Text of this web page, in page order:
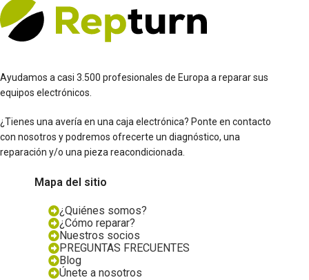
Ayudamos a casi 3.500 profesionales de Europa a reparar sus
equipos electrónicos.
¿Tienes una avería en una caja electrónica? Ponte en contacto
con nosotros y podremos ofrecerte un diagnóstico, una
reparación y/o una pieza reacondicionada.
Mapa del sitio
¿Quiénes somos?
¿Cómo reparar?
Nuestros socios
PREGUNTAS FRECUENTES
Blog
Únete a nosotros